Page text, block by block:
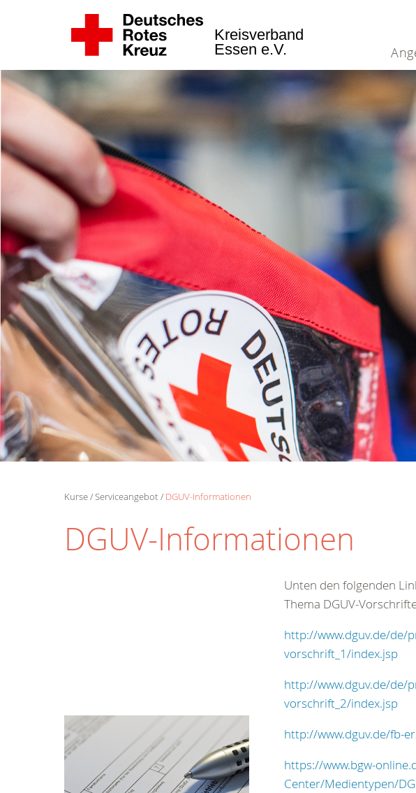
Kreisverband
Essen e.V.
Kurse Serviceangebot DGUV-Informationen
DGUV-Informationen
Unten den folgenden
Thema DGUV-
http://www.dguv.de/de/
vorschrift_1/index.jsp
http://www.dguv.de/de/
vorschrift_2/index.jsp
http://www.dguv.de/fb-
https://www.bgw-
Center/Medientypen/